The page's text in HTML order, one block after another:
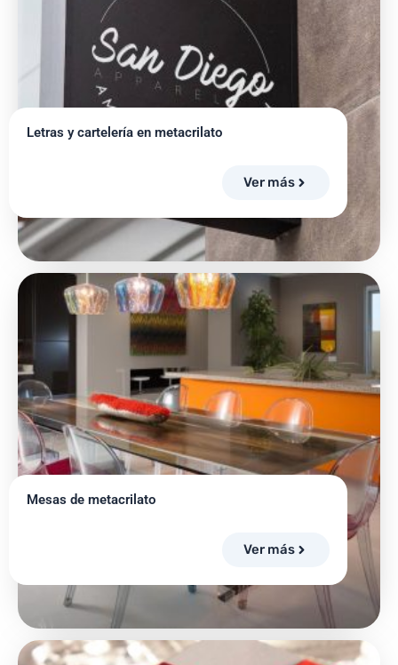
Letras y cartelería en metacrilato
Ver más
Mesas de metacrilato
Ver más